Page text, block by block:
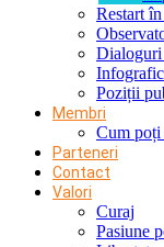
Restart
Dialoguri
Poziții
Membri
Cum poți
Parteneri
Contact
Valori
Curaj
Pasiune